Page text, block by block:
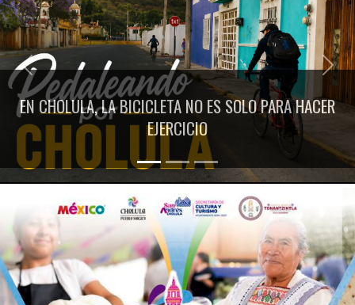
EN CHOLULA, LA BICICLETA NO ES SOLO PARA HACER
EJERCICIO
Previous Next